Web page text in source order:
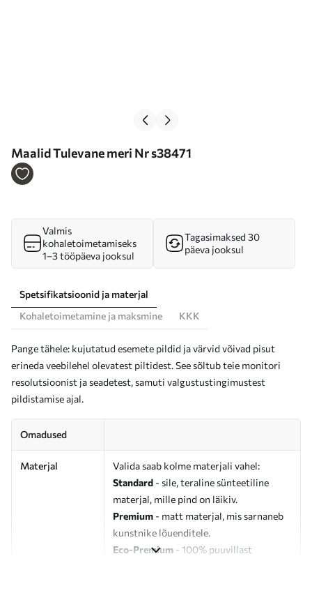
Maalid Tulevane meri Nr s38471
Valmis
kohaletoimetamiseks
1–3 tööpäeva jooksul
Tagasimaksed 30
päeva jooksul
Spetsifikatsioonid ja materjal
Kohaletoimetamine ja maksmine
KKK
Pange tähele: kujutatud esemete pildid ja värvid võivad pisut
erineda veebilehel olevatest piltidest. See sõltub teie monitori
resolutsioonist ja seadetest, samuti valgustustingimustest
pildistamise ajal.
Omadused
Materjal
Valida saab kolme materjali vahel:
Standard - sile, teraline sünteetiline
materjal, mille pind on läikiv.
Premium - matt materjal, mis sarnaneb
kunstnike lõuenditele.
Eco-Premium - 100% puuvillast